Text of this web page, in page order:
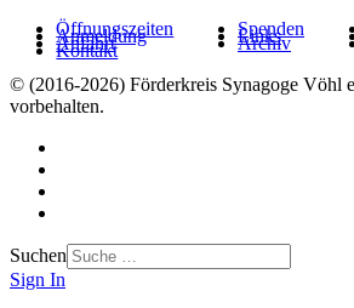
Öffnungszeiten
Anmeldung
Anfahrt
Kontakt
Spenden
Links
Archiv
© (2016-2026) Förderkreis Synagoge Vöhl
vorbehalten.
Suchen
Sign In